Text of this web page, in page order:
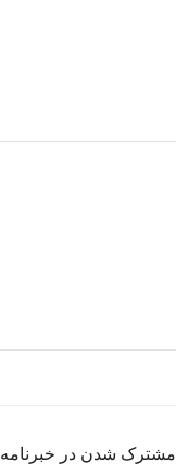
مشترک شدن در خبرنامه